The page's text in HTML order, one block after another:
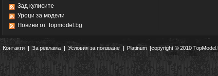
Зад кулисите
Уроци за модели
Новини от Topmodel.bg
Контакти|За реклама | Условия за ползване | Platinum |copyright © 2010